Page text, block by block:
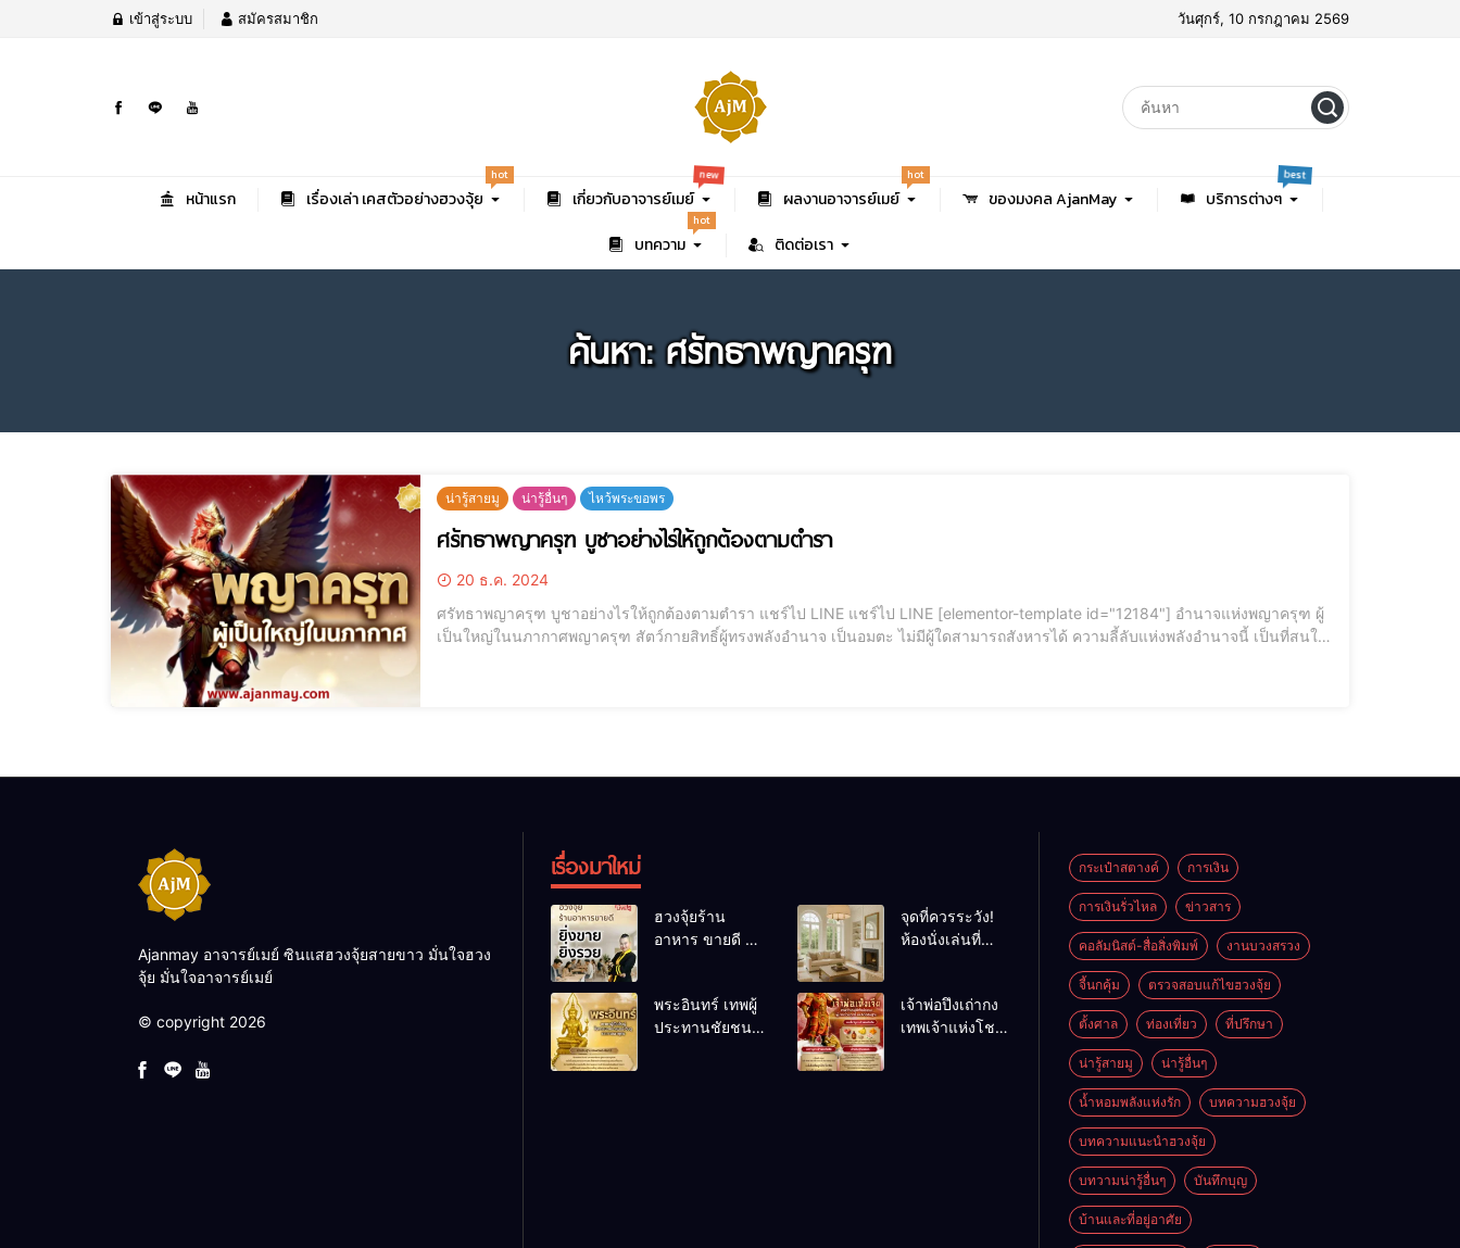
เข้าสู่ระบบ สมัครสมาชิก วันศุกร์, 10 กรกฎาคม 2569
หน้าแรก เรื่องเล่า เคสตัวอย่างฮวงจุ้ย
hot
เกี่ยวกับอาจารย์เมย์
new
ผลงานอาจารย์เมย์
hot
ของมงคล AjanMay บริการต่างๆ
best
บทความ
hot
ติดต่อเรา
ค้นหา: ศรัทธาพญาครุฑ
น่ารู้สายมู น่ารู้อื่นๆ ไหว้พระขอพร
ศรัทธาพญาครุฑ บูชาอย่างไรให้ถูกต้องตามตำรา
20 ธ.ค. 2024
ศรัทธาพญาครุฑ บูชาอย่างไรให้ถูกต้องตามตำรา แชร์ไป LINE แชร์ไป LINE [elementor-template id="12184"] อำนาจแห่งพญาครุฑ ผู้
เป็นใหญ่ในนภากาศพญาครุฑ สัตว์กายสิทธิ์ผู้ทรงพลังอำนาจ เป็นอมตะ ไม่มีผู้ใดสามารถสังหารได้ ความลี้ลับแห่งพลังอำนาจนี้ เป็นที่สนใจ
Ajanmay อาจารย์เมย์ ซินแสฮวงจุ้ยสายขาว มั่นใจฮวง
จุ้ย มั่นใจอาจารย์เมย์
© copyright 2026
เรื่องมาใหม่
ฮวงจุ้ยร้าน
อาหาร ขายดี ยิ่ง
ปรับร้านให้ลูกค้า
แน่นตลอดปี
จุดที่ควรระวัง!
ห้องนั่งเล่นที่
พระอินทร์ เทพผู้
ประทานชัยชนะ
เจ้าพ่อปึงเถ่ากง
เทพเจ้าแห่งโชค
กระเป๋าสตางค์ การเงิน
การเงินรั่วไหล ข่าวสาร
คอลัมนิสต์-สื่อสิ่งพิมพ์ งานบวงสรวง
จี้นกคุ้ม ตรวจสอบแก้ไขฮวงจุ้ย
ตั้งศาล ท่องเที่ยว ที่ปรึกษา
น่ารู้สายมู น่ารู้อื่นๆ
น้ำหอมพลังแห่งรัก บทความฮวงจุ้ย
บทความแนะนำฮวงจุ้ย
บทวามน่ารู้อื่นๆ บันทึกบุญ
บ้านและที่อยู่อาศัย